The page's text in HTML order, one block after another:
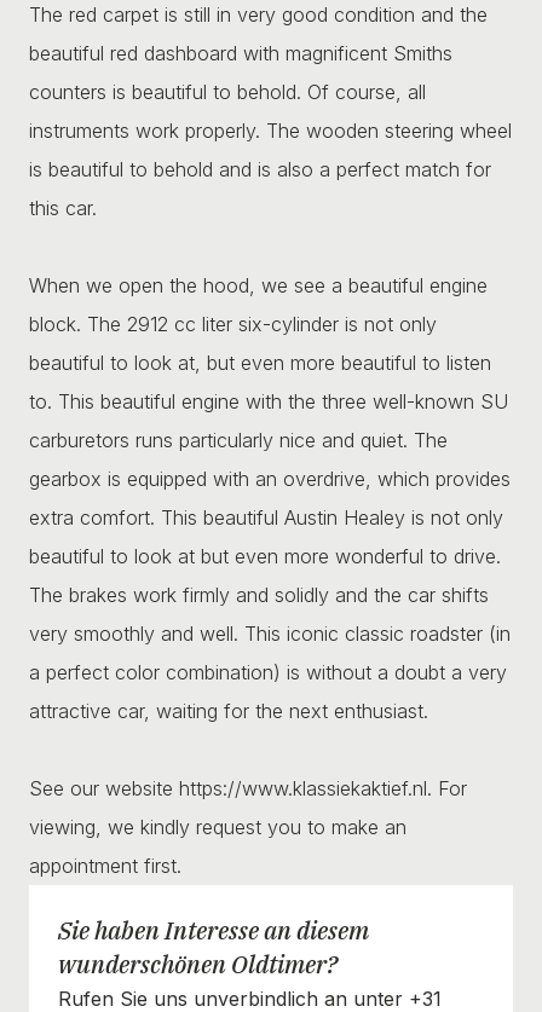
The red carpet is still in very good condition and the
beautiful red dashboard with magnificent Smiths
counters is beautiful to behold. Of course, all
instruments work properly. The wooden steering wheel
is beautiful to behold and is also a perfect match for
this car.
When we open the hood, we see a beautiful engine
block. The 2912 cc liter six-cylinder is not only
beautiful to look at, but even more beautiful to listen
to. This beautiful engine with the three well-known SU
carburetors runs particularly nice and quiet. The
gearbox is equipped with an overdrive, which provides
extra comfort. This beautiful Austin Healey is not only
beautiful to look at but even more wonderful to drive.
The brakes work firmly and solidly and the car shifts
very smoothly and well. This iconic classic roadster (in
a perfect color combination) is without a doubt a very
attractive car, waiting for the next enthusiast.
See our website https://www.klassiekaktief.nl. For
viewing, we kindly request you to make an
appointment first.
Sie haben Interesse an diesem
wunderschönen Oldtimer?
Rufen Sie uns unverbindlich an unter +31